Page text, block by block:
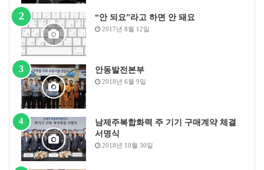
문의 재생에너지 비중은 캐나다 65%, 덴마크 60.5%, 독일
29.3%, 프랑스 17.6% 수준으로 우리나라와 비교하면 재
생에너지 발전량 비중이 월등히 높은 상황이다. 우리나라
의 재생에너지원별 발전량 비중을 살펴보면 폐기물(58%)
과 바이오(16%)의 비중이 70% 이상을 차지한다. 풍력
(4%), 태양광(13%) 등을 크게 상회해 특정 재생에너지원
에 지나치게 편중돼 있음을 알 수 있다.
최근 정부는 재생에너지 보급을 확대하기 위해 2017년 12
월 ‘재생에너지 3020 이행계획(이하 이행계획)’을 발표했
다. 현재까지 나온 정부의 재생에너지 관련 정책 중에서
가장 비중 있게 재생에너지 보급에 정부의 의지를 표명한
“안 되요”라고 하면 안 돼요
2017년 8월 12일
안동발전본부
2018년 6월 9일
남제주복합화력 주 기기 구매계약 체결
서명식
2018년 10월 30일